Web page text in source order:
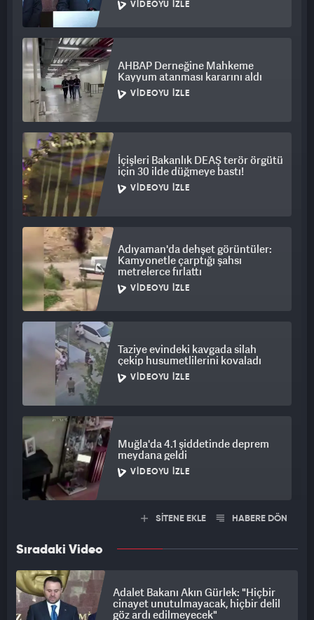
VIDEOYU İZLE
AHBAP Derneğine Mahkeme
Kayyum atanması kararını aldı
VIDEOYU İZLE
İçişleri Bakanlık DEAŞ terör örgütü
için 30 ilde düğmeye bastı!
VIDEOYU İZLE
Adıyaman'da dehşet görüntüler:
Kamyonetle çarptığı şahsı
metrelerce fırlattı
VIDEOYU İZLE
Taziye evindeki kavgada silah
çekip husumetlilerini kovaladı
VIDEOYU İZLE
Muğla'da 4.1 şiddetinde deprem
meydana geldi
VIDEOYU İZLE
SİTENE EKLE HABERE DÖN
Sıradaki Video
Adalet Bakanı Akın Gürlek: "Hiçbir
cinayet unutulmayacak, hiçbir delil
göz ardı edilmeyecek"